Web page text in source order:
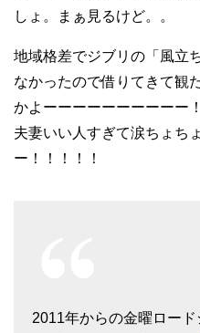
しょ。まぁ見るけど。。
地域格差でジブリの「風立
なかったので借りてきて観
かよーーーーーーーーーー
夫妻いい人すぎて涙ちょち
ー！！！！！
2011年からの金曜ロード